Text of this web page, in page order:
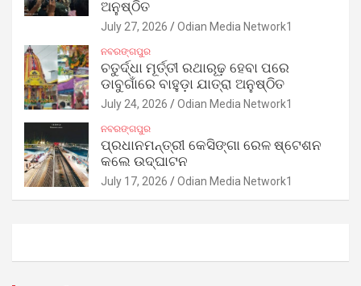
ଅନୁଷ୍ଠିତ
July 27, 2026 Odian Media Network1
ନବରଙ୍ଗପୁର
ଚତୁର୍ଦ୍ଧା ମୂର୍ତ୍ତୀ ରଥାରୂଢ଼ ହେବା ପରେ
ଡାବୁଗାଁରେ ବାହୁଡ଼ା ଯାତ୍ରା ଅନୁଷ୍ଠିତ
July 24, 2026 Odian Media Network1
ନବରଙ୍ଗପୁର
ପ୍ରଧାନମନ୍ତ୍ରୀ କେସିଙ୍ଗା ରେଳ ଷ୍ଟେଶନ
କଲେ ଉଦ୍‌ଘାଟନ
July 17, 2026 Odian Media Network1